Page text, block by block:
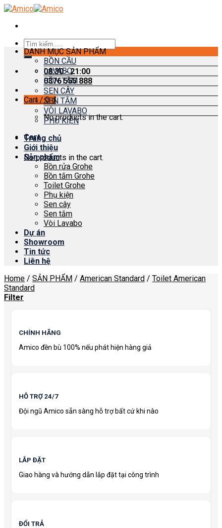
Skip
content
Search
for:
08:30 - 21:00
0376 555 888
Cart /0₫
No products in the cart.
Cart
No products in the cart.
DANH MỤC SẢN PHẨM
BỒN CẦU
LAVABO
BỒN TẮM
SEN CÂY
SEN TẮM
VÒI LAVABO
PHỤ KIỆN
Trang chủ
Giới thiệu
Sản phẩm
Bồn rửa Grohe
Bồn tắm Grohe
Toilet Grohe
Phụ kiện
Sen cây
Sen tắm
Vòi Lavabo
Dự án
Showroom
Tin tức
Liên hệ
Home / SẢN PHẨM / American Standard / Toilet American
Standard
Filter
CHÍNH HÃNG
Amico đền bù 100% nếu phát hiện hàng giả
HỖ TRỢ 24/7
Đội ngũ Amico sẵn sàng hỗ trợ bất cứ khi nào
LẮP ĐẶT
Giao hàng và hướng dẫn lắp đặt tại công trình
ĐỔI TRẢ